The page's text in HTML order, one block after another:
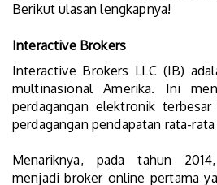
Berikut ulasan lengkapnya!
Interactive Brokers
Interactive Brokers LLC (IB)
multinasional Amerika. Ini
perdagangan elektronik
perdagangan pendapatan rata-rata
Menariknya, pada tahun
menjadi broker online pertama